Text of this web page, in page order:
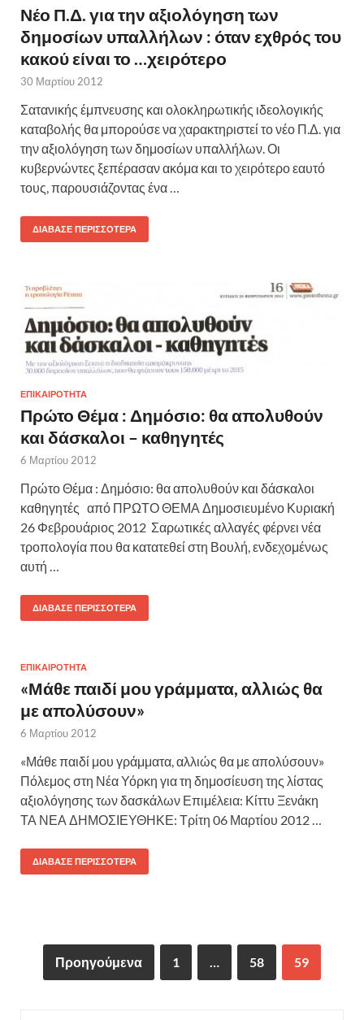
Νέο Π.Δ. για την αξιολόγηση των
δημοσίων υπαλλήλων : όταν εχθρός του
κακού είναι το …χειρότερο
30 Μαρτίου 2012
Σατανικής έμπνευσης και ολοκληρωτικής ιδεολογικής
καταβολής θα μπορούσε να χαρακτηριστεί το νέο Π.Δ. για
την αξιολόγηση των δημοσίων υπαλλήλων. Οι
κυβερνώντες ξεπέρασαν ακόμα και το χειρότερο εαυτό
τους, παρουσιάζοντας ένα …
ΔΙΆΒΑΣΕ ΠΕΡΙΣΣΌΤΕΡΑ
ΕΠΙΚΑΙΡΟΤΗΤΑ
Πρώτο Θέμα : Δημόσιο: θα απολυθούν
και δάσκαλοι – καθηγητές
6 Μαρτίου 2012
Πρώτο Θέμα : Δημόσιο: θα απολυθούν και δάσκαλοι
καθηγητές από ΠΡΩΤΟ ΘΕΜΑ Δημοσιευμένο Κυριακή
26 Φεβρουάριος 2012 Σαρωτικές αλλαγές φέρνει νέα
τροπολογία που θα κατατεθεί στη Βουλή, ενδεχομένως
αυτή …
ΔΙΆΒΑΣΕ ΠΕΡΙΣΣΌΤΕΡΑ
ΕΠΙΚΑΙΡΟΤΗΤΑ
«Μάθε παιδί μου γράμματα, αλλιώς θα
με απολύσουν»
6 Μαρτίου 2012
«Μάθε παιδί μου γράμματα, αλλιώς θα με απολύσουν»
Πόλεμος στη Νέα Υόρκη για τη δημοσίευση της λίστας
αξιολόγησης των δασκάλων Επιμέλεια: Κίττυ Ξενάκη
ΤΑ ΝΕΑ ΔΗΜΟΣΙΕΥΘΗΚΕ: Τρίτη 06 Μαρτίου 2012 …
ΔΙΆΒΑΣΕ ΠΕΡΙΣΣΌΤΕΡΑ
Προηγούμενα 1 … 58 59